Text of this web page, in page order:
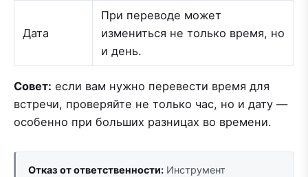
Дата
При переводе может
измениться не только время, но
и день.
Совет: если вам нужно перевести время для
встречи, проверяйте не только час, но и дату —
особенно при больших разницах во времени.
Отказ от ответственности: Инструмент